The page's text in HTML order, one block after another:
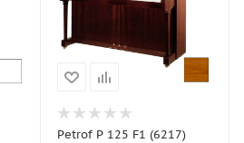
Petrof P 125 F1 (6217)